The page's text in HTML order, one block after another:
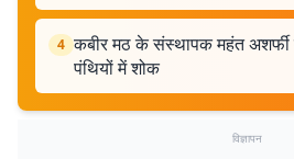
4 कबीर मठ के संस्थापक महंत अशर्फी
पंथियों में शोक
विज्ञापन